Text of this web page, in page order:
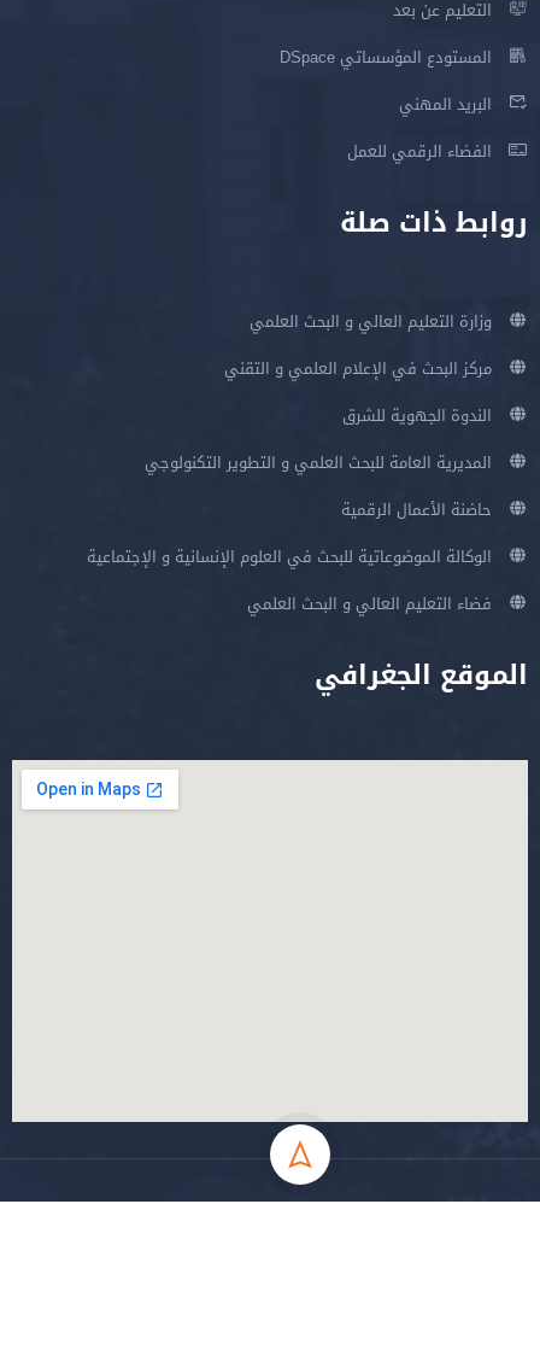
التعليم عن بعد
المستودع المؤسساتي DSpace
البريد المهني
الفضاء الرقمي للعمل
روابط ذات صلة
وزارة التعليم العالي و البحث العلمي
مركز البحث في الإعلام العلمي و التقني
الندوة الجهوية للشرق
المديرية العامة للبحث العلمي و التطوير التكنولوجي
حاضنة الأعمال الرقمية
الوكالة الموضوعاتية للبحث في العلوم الإنسانية و الإجتماعية
فضاء التعليم العالي و البحث العلمي
الموقع الجغرافي
جميع الحقوق محفوظة جامعة المسيلة - 2024